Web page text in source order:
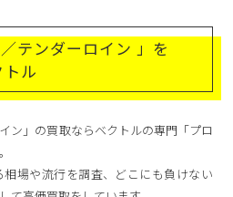
テンダーロイン 」を
ル
イン」の買取ならベクトルの専門「プロ
場や流行を調査、どこにも負けない